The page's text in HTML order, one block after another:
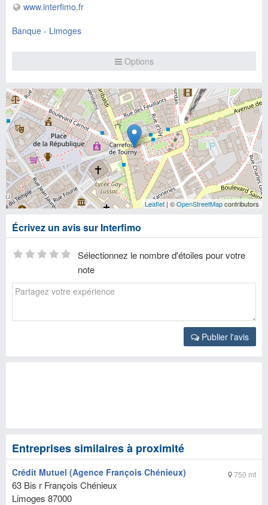
www.interfimo.fr
Banque - Limoges
Options
Leaflet | ©OpenStreetMapcontributors
Écrivez un avis sur Interfimo
Sélectionnez le nombre d'étoiles pour votre
note
Publier l'avis
Entreprises similaires à proximité
750 mt
Crédit Mutuel (Agence François Chénieux)
63 Bis r François Chénieux
Limoges 87000